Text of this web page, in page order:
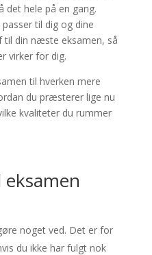
det hele på en gang.
til dig og dine
til din næste eksamen, så
virker for dig.
til hverken mere
du præsterer lige nu
kvaliteter du rummer
eksamen
noget ved. Det er for
du ikke har fulgt nok